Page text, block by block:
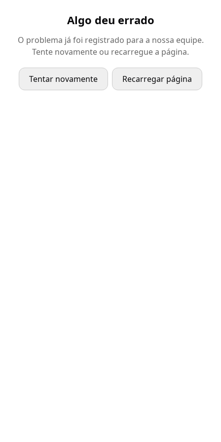
Algo deu errado
O problema já foi registrado para a nossa equipe.
Tente novamente ou recarregue a página.
Tentar novamente Recarregar página